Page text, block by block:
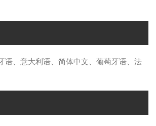
语、意大利语、简体中文、葡萄牙语、法